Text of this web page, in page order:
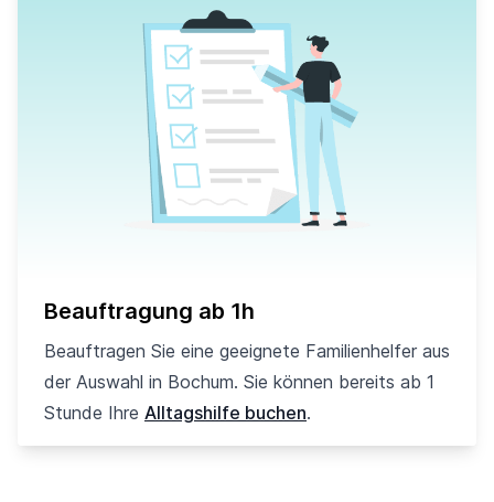
Beauftragung ab 1h
Beauftragen Sie eine geeignete Familienhelfer aus
der Auswahl in Bochum. Sie können bereits ab 1
Stunde Ihre Alltagshilfe buchen.